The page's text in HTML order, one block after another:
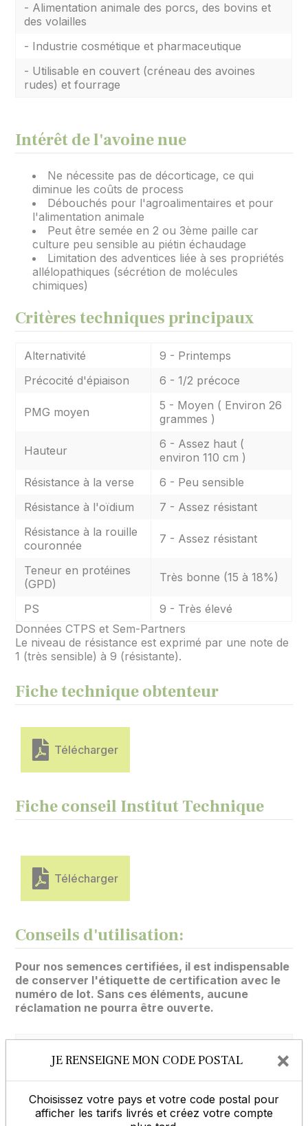
- Alimentation animale des porcs, des bovins et
des volailles
- Industrie cosmétique et pharmaceutique
- Utilisable en couvert (créneau des avoines
rudes) et fourrage
Intérêt de l'avoine nue
Ne nécessite pas de décorticage, ce qui
diminue les coûts de process
Débouchés pour l'agroalimentaires et pour
l'alimentation animale
Peut être semée en 2 ou 3ème paille car
culture peu sensible au piétin échaudage
Limitation des adventices liée à ses propriétés
allélopathiques (sécrétion de molécules
chimiques)
Critères techniques principaux
Alternativité
9 - Printemps
Précocité d'épiaison
6 - 1/2 précoce
PMG moyen
5 - Moyen ( Environ 26
grammes )
Hauteur
6 - Assez haut (
environ 110 cm )
Résistance à la verse
6 - Peu sensible
Résistance à l'oïdium
7 - Assez résistant
Résistance à la rouille
couronnée
7 - Assez résistant
Teneur en protéines
(GPD)
Très bonne (15 à 18%)
PS
9 - Très élevé
Données CTPS et Sem-Partners
Le niveau de résistance est exprimé par une note de
1 (très sensible) à 9 (résistante).
Fiche technique obtenteur
Télécharger
Fiche conseil Institut Technique
Télécharger
Conseils d'utilisation:
Pour nos semences certifiées, il est indispensable
de conserver l'étiquette de certification avec le
numéro de lot. Sans ces éléments, aucune
réclamation ne pourra être ouverte.
ACCUEIL, CONSEILS, SAV
JE RENSEIGNE MON CODE POSTAL ×
Choisissez votre pays et votre code postal pour
afficher les tarifs livrés et créez votre compte